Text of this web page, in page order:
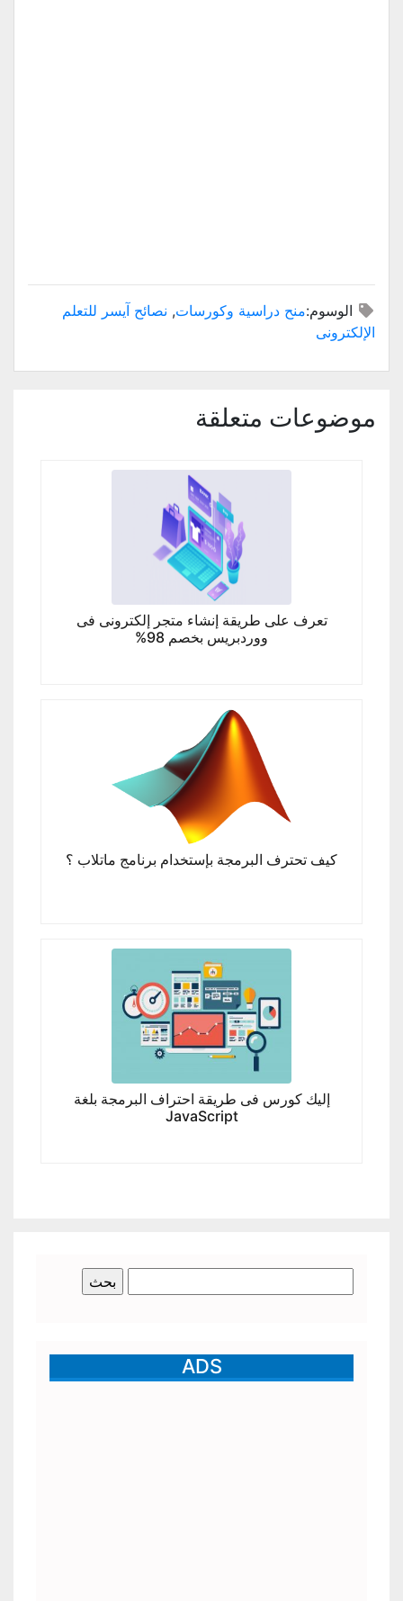
الوسوم:منح دراسية وكورسات, نصائح آيسر للتعلم
الإلكترونى
موضوعات متعلقة
تعرف على طريقة إنشاء متجر إلكترونى فى
ووردبريس بخصم 98%
كيف تحترف البرمجة بإستخدام برنامج ماتلاب ؟
إليك كورس فى طريقة احتراف البرمجة بلغة
JavaScript
عن:
ADS